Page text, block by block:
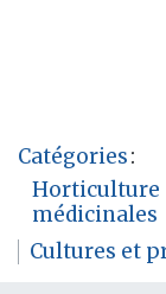
Catégories:
Horticulture
médicinales
Cultures et